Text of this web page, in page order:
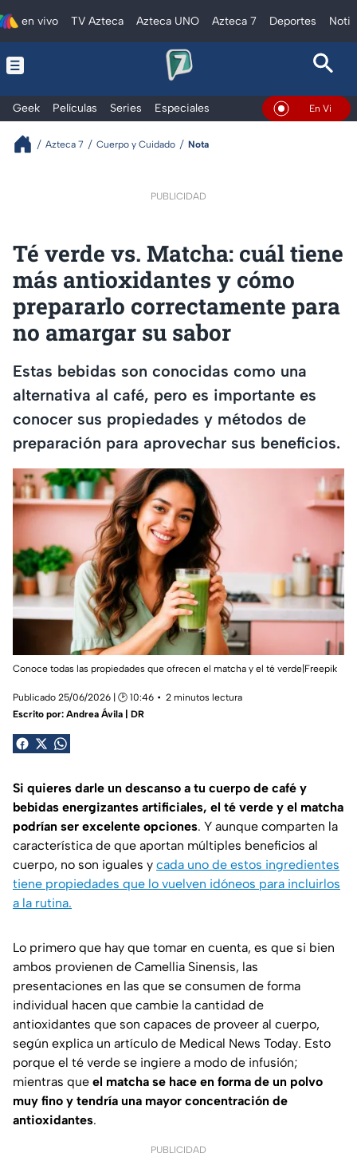
en vivo TV Azteca Azteca UNO Azteca 7 Deportes
Geek Películas Series Especiales En Vivo
Azteca 7 Cuerpo y Cuidado Nota
PUBLICIDAD
Té verde vs. Matcha: cuál tiene
más antioxidantes y cómo
prepararlo correctamente para
no amargar su sabor
Estas bebidas son conocidas como una
alternativa al café, pero es importante es
conocer sus propiedades y métodos de
preparación para aprovechar sus beneficios.
Conoce todas las propiedades que ofrecen el matcha y el té verde|Freepik
Publicado 25/06/2026 | 🕑 10:46
2 minutos lectura
Escrito por: Andrea Ávila | DR
Si quieres darle un descanso a tu cuerpo de café y
bebidas energizantes artificiales, el té verde y el matcha
podrían ser excelente opciones. Y aunque comparten la
característica de que aportan múltiples beneficios al
cuerpo, no son iguales y cada uno de estos ingredientes
tiene propiedades que lo vuelven idóneos para incluirlos
a la rutina.
Lo primero que hay que tomar en cuenta, es que si bien
ambos provienen de Camellia Sinensis, las
presentaciones en las que se consumen de forma
individual hacen que cambie la cantidad de
antioxidantes que son capaces de proveer al cuerpo,
según explica un artículo de Medical News Today. Esto
porque el té verde se ingiere a modo de infusión;
mientras que el matcha se hace en forma de un polvo
muy fino y tendría una mayor concentración de
antioxidantes.
PUBLICIDAD